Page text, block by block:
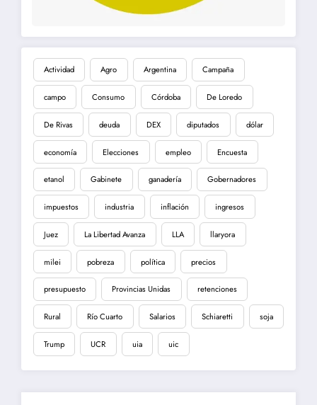
Actividad Agro Argentina Campaña
campo Consumo Córdoba De Loredo
De Rivas deuda DEX diputados dólar
economía Elecciones empleo Encuesta
etanol Gabinete ganadería Gobernadores
impuestos industria inflación ingresos
Juez La Libertad Avanza LLA llaryora
milei pobreza política precios
presupuesto Provincias Unidas retenciones
Rural Río Cuarto Salarios Schiaretti soja
Trump UCR uia uic